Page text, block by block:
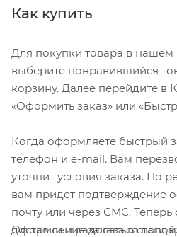
Как купить
Для покупки товара в нашем
выберите понравившийся
корзину. Далее перейдите в
«Оформить заказ» или
Когда оформляете быстрый
телефон и e-mail. Вам
уточнит условия заказа. По
вам придет подтверждение
почту или через СМС. Теперь
доставки и радоваться
Оформление заказа в